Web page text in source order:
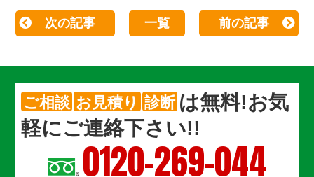
次の記事 一覧 前の記事
ご相談 お見積り 診断 は無料!お気
軽にご連絡下さい!!
0120-269-044